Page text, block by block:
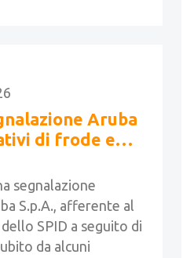
Aruba
di frode e
segnalazione
S.p.A., afferente al
SPID a seguito di
da alcuni